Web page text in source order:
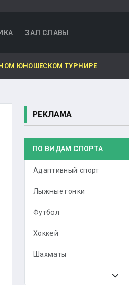
ЗАЛ СЛАВЫ
ЮНОШЕСКОМ ТУРНИРЕ
РЕКЛАМА
ПО ВИДАМ СПОРТА
Адаптивный спорт
Лыжные гонки
Футбол
Хоккей
Шахматы